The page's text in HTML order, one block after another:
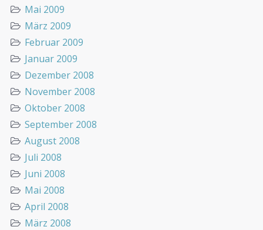
Mai 2009
März 2009
Februar 2009
Januar 2009
Dezember 2008
November 2008
Oktober 2008
September 2008
August 2008
Juli 2008
Juni 2008
Mai 2008
April 2008
März 2008